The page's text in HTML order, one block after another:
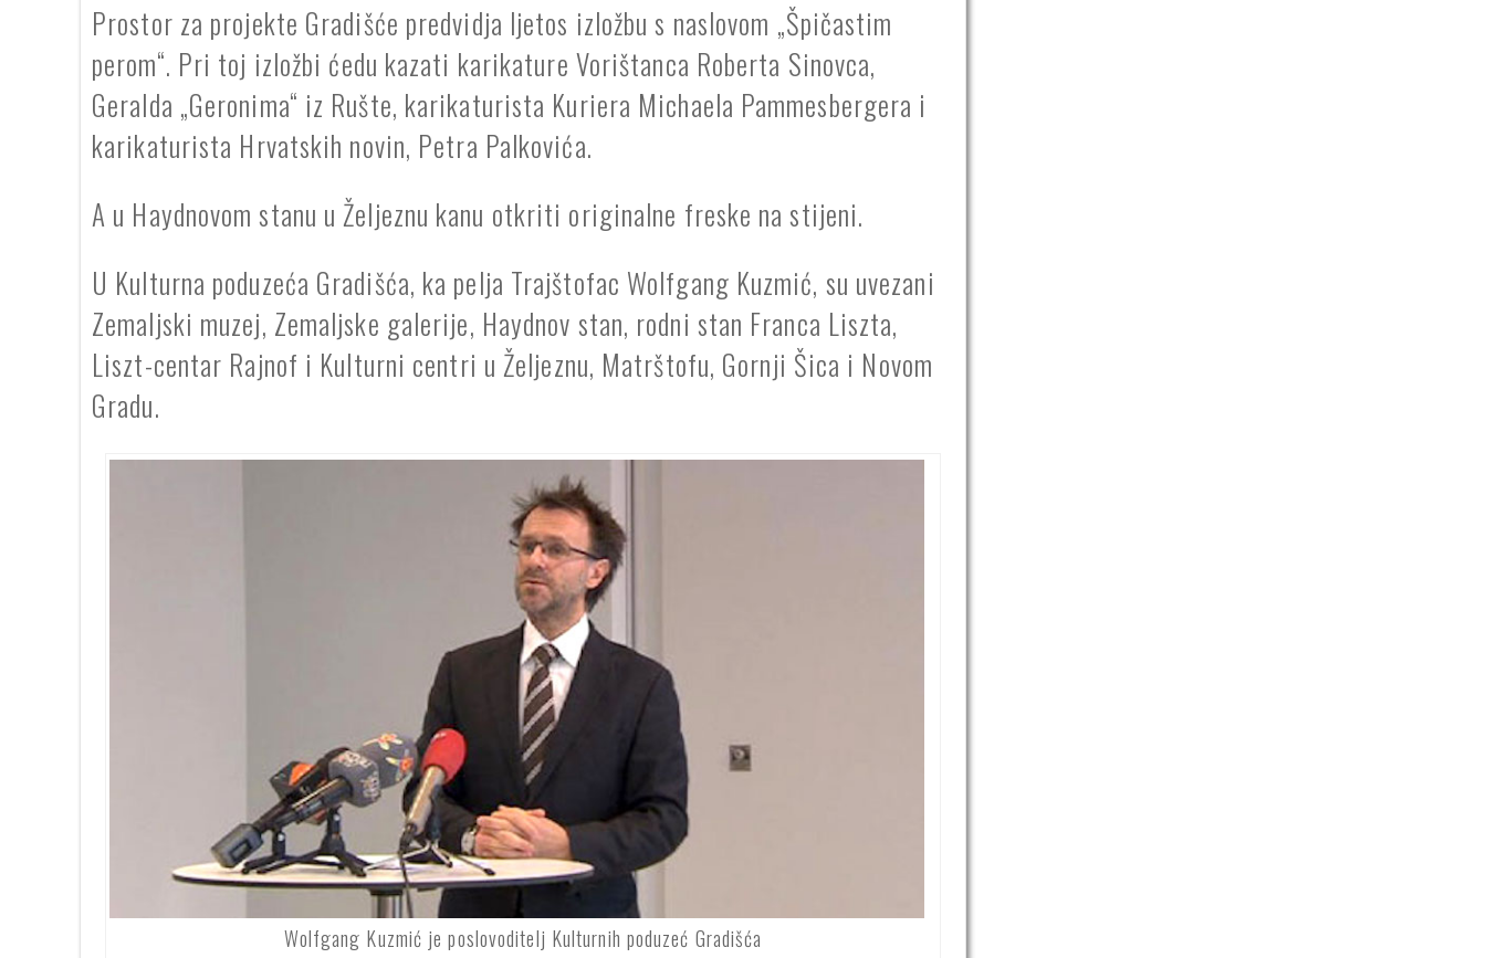
Prostor za projekte Gradišće predvidja ljetos izložbu s naslovom „Špičastim
perom“. Pri toj izložbi ćedu kazati karikature Vorištanca Roberta Sinovca,
Geralda „Geronima“ iz Rušte, karikaturista Kuriera Michaela Pammesbergera i
karikaturista Hrvatskih novin, Petra Palkovića.
A u Haydnovom stanu u Željeznu kanu otkriti originalne freske na stijeni.
U Kulturna poduzeća Gradišća, ka pelja Trajštofac Wolfgang Kuzmić, su uvezani
Zemaljski muzej, Zemaljske galerije, Haydnov stan, rodni stan Franca Liszta,
Liszt-centar Rajnof i Kulturni centri u Željeznu, Matrštofu, Gornji Šica i Novom
Gradu.
Wolfgang Kuzmić je poslovoditelj Kulturnih poduzeć Gradišća